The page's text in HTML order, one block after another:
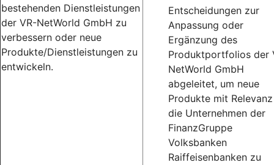
bestehenden Dienstleistungen
der VR-NetWorld GmbH zu
verbessern oder neue
Produkte/Dienstleistungen zu
entwickeln.
Entscheidungen zur
Anpassung oder
Ergänzung des
Produktportfolios der
NetWorld GmbH
abgeleitet, um neue
Produkte mit
die Unternehmen der
FinanzGruppe
Volksbanken
Raiffeisenbanken zu